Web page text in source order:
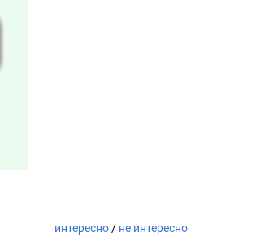
интересно / не интересно